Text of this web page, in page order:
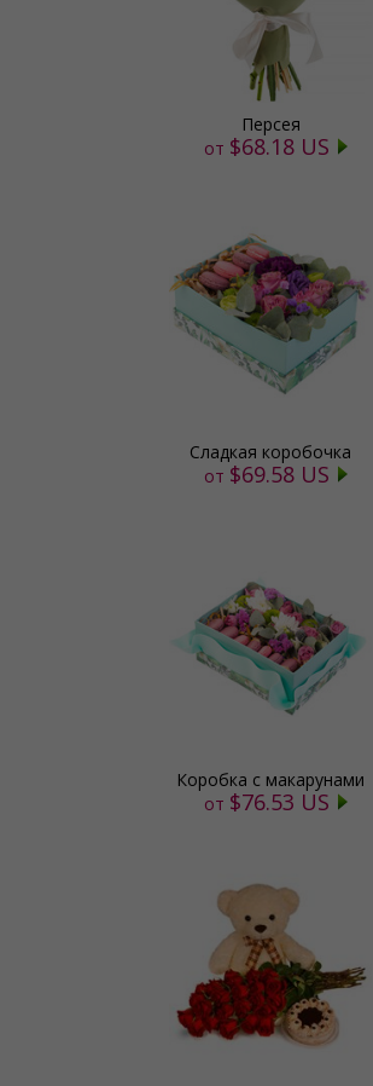
Персея
от $68.18 US
Сладкая коробочка
от $69.58 US
Коробка с макарунами
от $76.53 US